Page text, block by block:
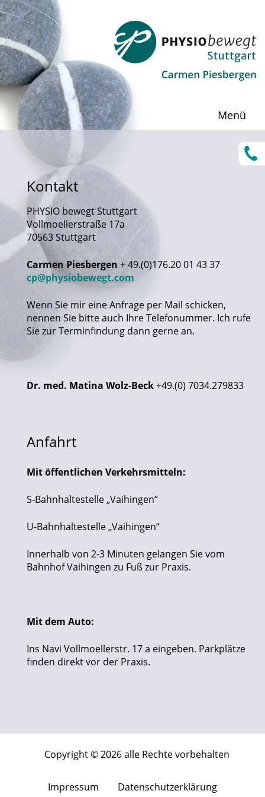
Menü
Kontakt
PHYSIO bewegt Stuttgart
Vollmoellerstraße 17a
70563 Stuttgart
Carmen Piesbergen+ 49.(0)176.20 01 43 37
cp@physiobewegt.com
Wenn Sie mir eine Anfrage per Mail schicken,
nennen Sie bitte auch Ihre Telefonummer. Ich rufe
Sie zur Terminfindung dann gerne an.
Dr. med. Matina Wolz-Beck+49.(0) 7034.279833
Anfahrt
Mit öffentlichen Verkehrsmitteln:
S-Bahnhaltestelle „Vaihingen“
U-Bahnhaltestelle „Vaihingen“
Innerhalb von 2-3 Minuten gelangen Sie vom
Bahnhof Vaihingen zu Fuß zur Praxis.
Mit dem Auto:
Ins Navi Vollmoellerstr. 17 a eingeben. Parkplätze
finden direkt vor der Praxis.
Copyright © 2026 alle Rechte vorbehalten
Impressum Datenschutzerklärung